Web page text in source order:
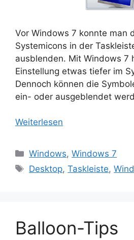
Vor Windows 7 konnte man
Systemicons in der
ausblenden. Mit Windows 7
Einstellung etwas tiefer im
Dennoch können die
ein- oder ausgeblendet
Weiterlesen
Kategorien
Windows,Windows 7
Schlagwörter
Desktop,Taskleiste,
Balloon-Tips